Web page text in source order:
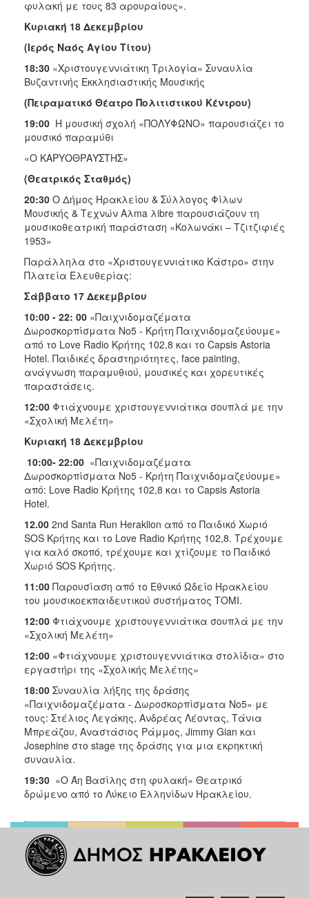
φυλακή με τους 83 αρουραίους».
Κυριακή 18 Δεκεμβρίου
(Ιερός Ναός Αγίου Τίτου)
18:30 «Χριστουγεννιάτικη Τριλογία» Συναυλία
Βυζαντινής Εκκλησιαστικής Μουσικής
(Πειραματικό Θέατρο Πολιτιστικού Κέντρου)
19:00 Η μουσική σχολή «ΠΟΛΥΦΩΝΟ» παρουσιάζει το
μουσικό παραμύθι
«Ο ΚΑΡΥΟΘΡΑΥΣΤΗΣ»
(Θεατρικός Σταθμός)
20:30 O Δήμος Ηρακλείου & Σύλλογος Φίλων
Μουσικής & Τεχνών Αλma λibre παρουσιάζουν τη
μουσικοθεατρική παράσταση «Κολωνάκι – Τζιτζιφιές
1953»
Παράλληλα στο «Χριστουγεννιάτικο Κάστρο» στην
Πλατεία Ελευθερίας:
Σάββατο 17 Δεκεμβρίου
10:00 - 22: 00 «Παιχνιδομαζέματα
Δωροσκορπίσματα Νο5 - Κρήτη Παιχνιδομαζεύουμε»
από το Love Radio Κρήτης 102,8 και το Capsis Astoria
Ηotel. Παιδικές δραστηριότητες, face painting,
ανάγνωση παραμυθιού, μουσικές και χορευτικές
παραστάσεις.
12:00 Φτιάχνουμε χριστουγεννιάτικα σουπλά με την
«Σχολική Μελέτη»
Κυριακή 18 Δεκεμβρίου
10:00- 22:00 «Παιχνιδομαζέματα
Δωροσκορπίσματα Νο5 - Κρήτη Παιχνιδομαζεύουμε»
από: Love Radio Kρήτης 102,8 και το Capsis Astoria
Hotel.
12.00 2nd Santa Run Heraklion από το Παιδικό Χωριό
SOS Κρήτης και το Love Radio Κρήτης 102,8. Τρέχουμε
για καλό σκοπό, τρέχουμε και χτίζουμε το Παιδικό
Χωριό SOS Κρήτης.
11:00 Παρουσίαση από το Εθνικό Ωδείο Ηρακλείου
του μουσικοεκπαιδευτικού συστήματος ΤΟΜΙ.
12:00 Φτιάχνουμε χριστουγεννιάτικα σουπλά με την
«Σχολική Μελέτη»
12:00 «Φτιάχνουμε χριστουγεννιάτικα στολίδια» στο
εργαστήρι της «Σχολικής Μελέτης»
18:00 Συναυλία λήξης της δράσης
«Παιχνιδομαζέματα - Δωροσκορπίσματα Νο5» με
τους: Στέλιος Λεγάκης, Ανδρέας Λέοντας, Τάνια
Μπρεάζου, Αναστάσιος Ράμμος, Jimmy Gian και
Josephine στο stage της δράσης για μια εκρηκτική
συναυλία.
19:30 «Ο Άη Βασίλης στη φυλακή» Θεατρικό
δρώμενο από το Λύκειο Ελληνίδων Ηρακλείου.